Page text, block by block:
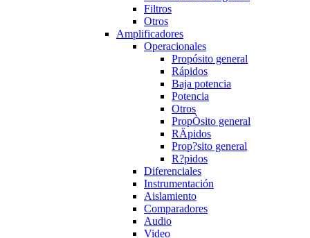
Filtros
Otros
Amplificadores
Operacionales
Propósito general
Rápidos
Baja potencia
Potencia
Otros
PropÒsito general
RÄpidos
Prop?sito general
R?pidos
Diferenciales
Instrumentación
Aislamiento
Comparadores
Audio
Video